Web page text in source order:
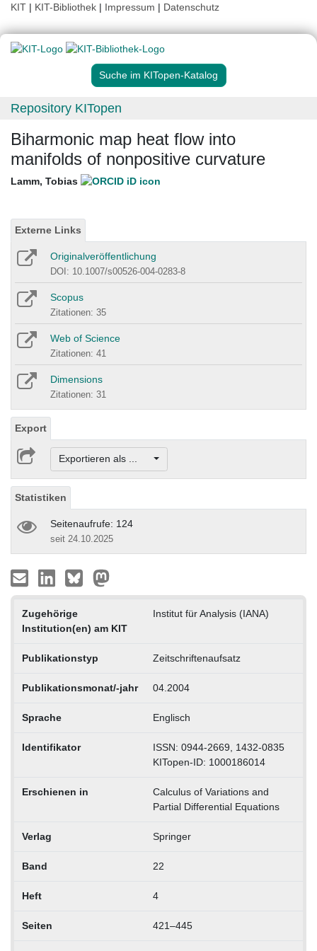
KIT | KIT-Bibliothek | Impressum | Datenschutz
Suche im KITopen-Katalog
Repository KITopen
Biharmonic map heat flow into
manifolds of nonpositive curvature
Lamm, Tobias
Externe Links
Originalveröffentlichung
DOI: 10.1007/s00526-004-0283-8
Scopus
Zitationen: 35
Web of Science
Zitationen: 41
Dimensions
Zitationen: 31
Export
Exportieren als ...
Statistiken
Seitenaufrufe: 124
seit 24.10.2025
Zugehörige
Institution(en) am KIT
Institut für Analysis (IANA)
Publikationstyp Zeitschriftenaufsatz
Publikationsmonat/-jahr 04.2004
Sprache Englisch
Identifikator
ISSN: 0944-2669, 1432-0835
KITopen-ID: 1000186014
Erschienen in
Calculus of Variations and
Partial Differential Equations
Verlag Springer
Band 22
Heft 4
Seiten 421–445